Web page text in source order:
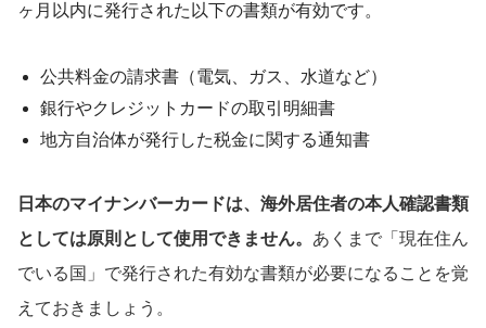
ヶ月以内に発行された以下の書類が有効です。
公共料金の請求書（電気、ガス、水道など）
銀行やクレジットカードの取引明細書
地方自治体が発行した税金に関する通知書
日本のマイナンバーカードは、海外居住者の本人確認書類
としては原則として使用できません。 あくまで「現在住ん
でいる国」で発行された有効な書類が必要になることを覚
えておきましょう。